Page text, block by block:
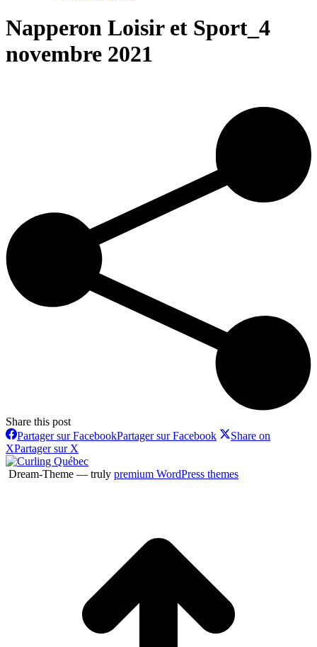
Napperon Loisir et Sport_4
novembre 2021
Share this post
Partager sur FacebookPartager sur Facebook
Share on
XPartager sur X
Dream-Theme — truly premium WordPress themes